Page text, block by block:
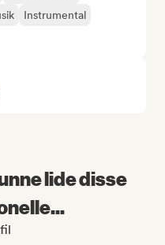
Instrumental
lide disse